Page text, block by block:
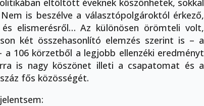
eltöltött éveknek köszönhetek, sokkal
is beszélve a választópolgároktól érkező,
elismerésről… Az különösen örömteli volt,
két összehasonlító elemzés szerint is – a
106 körzetből a legjobb ellenzéki eredményt
is nagy köszönet illeti a csapatomat és a
fős közösségét.